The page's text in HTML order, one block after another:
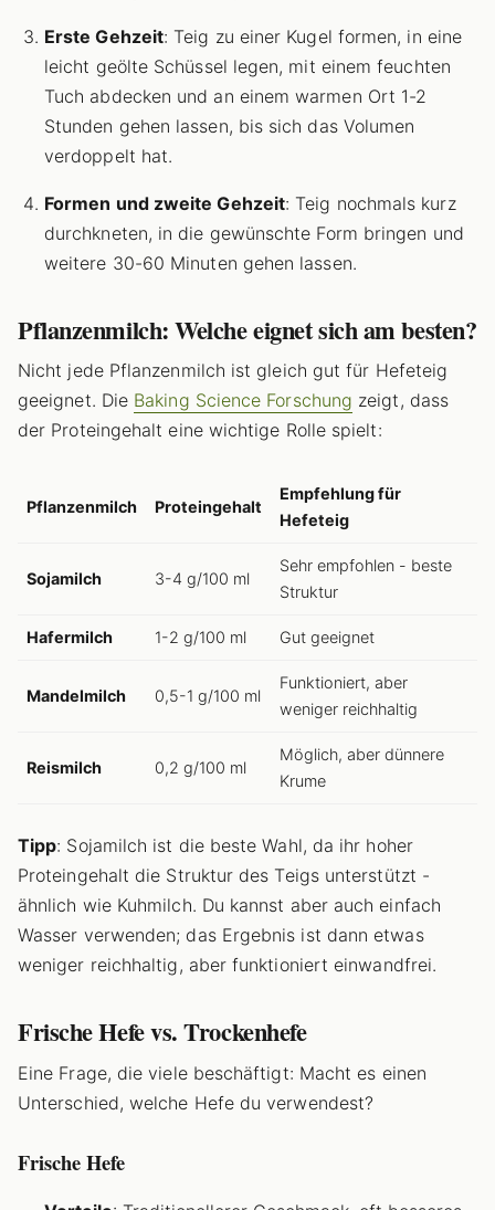
Erste Gehzeit: Teig zu einer Kugel formen, in eine
leicht geölte Schüssel legen, mit einem feuchten
Tuch abdecken und an einem warmen Ort 1-2
Stunden gehen lassen, bis sich das Volumen
verdoppelt hat.
Formen und zweite Gehzeit: Teig nochmals kurz
durchkneten, in die gewünschte Form bringen und
weitere 30-60 Minuten gehen lassen.
Pflanzenmilch: Welche eignet sich am besten?
Nicht jede Pflanzenmilch ist gleich gut für Hefeteig
geeignet. Die Baking Science Forschung zeigt, dass
der Proteingehalt eine wichtige Rolle spielt:
Pflanzenmilch Proteingehalt
Empfehlung für
Hefeteig
Sojamilch 3-4 g/100 ml
Sehr empfohlen - beste
Struktur
Hafermilch 1-2 g/100 ml Gut geeignet
Mandelmilch 0,5-1 g/100 ml
Funktioniert, aber
weniger reichhaltig
Reismilch 0,2 g/100 ml
Möglich, aber dünnere
Krume
Tipp: Sojamilch ist die beste Wahl, da ihr hoher
Proteingehalt die Struktur des Teigs unterstützt -
ähnlich wie Kuhmilch. Du kannst aber auch einfach
Wasser verwenden; das Ergebnis ist dann etwas
weniger reichhaltig, aber funktioniert einwandfrei.
Frische Hefe vs. Trockenhefe
Eine Frage, die viele beschäftigt: Macht es einen
Unterschied, welche Hefe du verwendest?
Frische Hefe